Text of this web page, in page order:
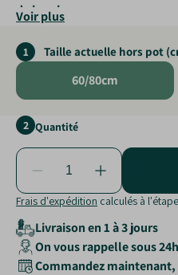
de bambou.
sans épines.
Floraison tardive
: Offre de
japonisante
Voir plus
1 Taille actuelle hors pot
60/80cm
2 Quantité
Frais d'expédition calculés à
Livraison en 1 à 3 jours
On vous rappelle sous
Commandez